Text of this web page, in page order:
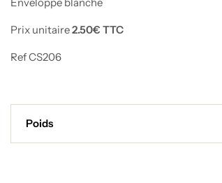
Enveloppe blanche
Prix unitaire2.50€ TTC
Ref CS206
Poids